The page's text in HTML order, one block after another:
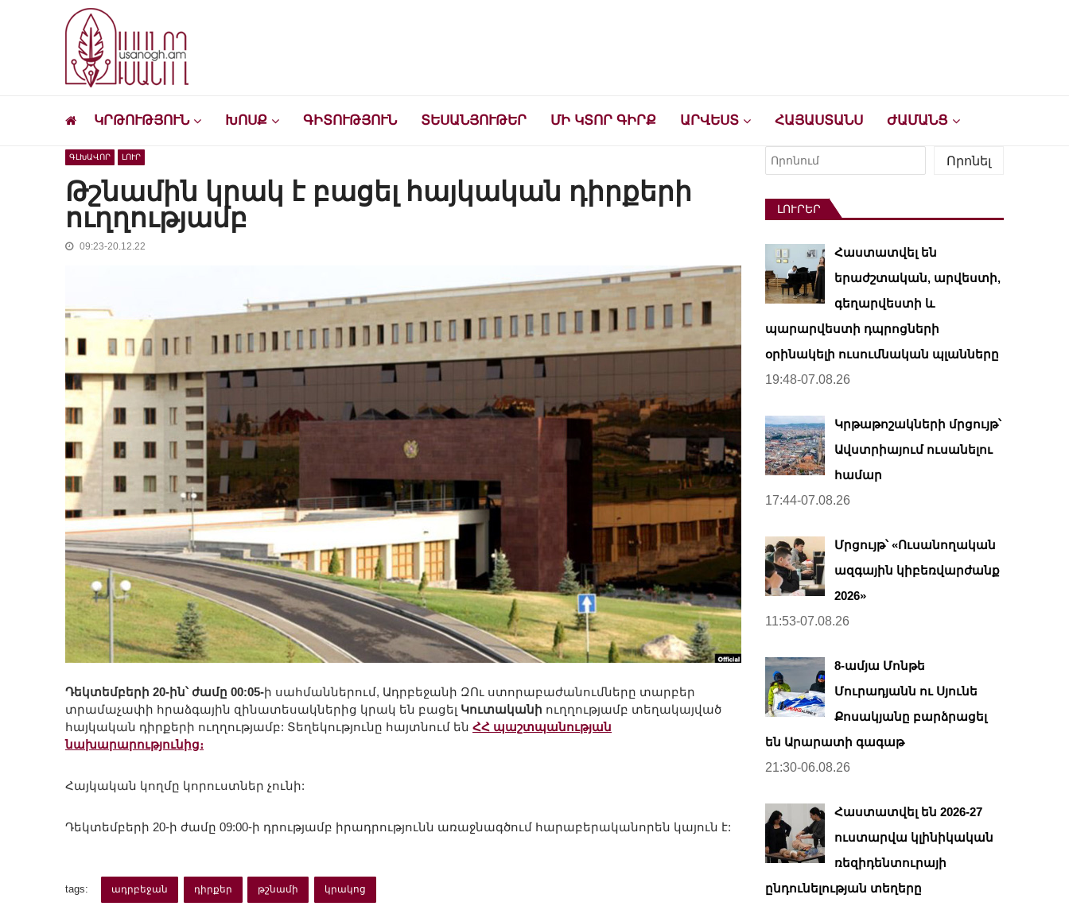
ԿՐԹՈՒԹՅՈՒՆ ԽՈՍՔ ԳԻՏՈՒԹՅՈՒՆ ՏԵՍԱՆՅՈՒԹԵՐ ՄԻ ԿՏՈՐ ԳԻՐՔ ԱՐՎԵՍՏ ՀԱՅԱՍՏԱՆՍ ԺԱՄԱՆՑ
ԳԼԽԱՎՈՐ ԼՈՒՐ
Թշնամին կրակ է բացել հայկական դիրքերի
ուղղությամբ
09:23-20.12.22
Դեկտեմբերի 20-ին՝ ժամը 00:05-ի սահմաններում, Ադրբեջանի ԶՈւ ստորաբաժանումները տարբեր
տրամաչափի հրաձգային զինատեսակներից կրակ են բացել Կուտականի ուղղությամբ տեղակայված
հայկական դիրքերի ուղղությամբ: Տեղեկությունը հայտնում են ՀՀ պաշտպանության
նախարարությունից։
Հայկական կողմը կորուստներ չունի:
Դեկտեմբերի 20-ի ժամը 09:00-ի դրությամբ իրադրությունն առաջնագծում հարաբերականորեն կայուն է:
tags: ադրբեջան դիրքեր թշնամի կրակոց
Որոնել
Որոնել
ԼՈՒՐԵՐ
Հաստատվել են
երաժշտական, արվեստի,
գեղարվեստի և
պարարվեստի դպրոցների
օրինակելի ուսումնական պլանները
19:48-07.08.26
Կրթաթոշակների մրցույթ՝
Ավստրիայում ուսանելու
համար
17:44-07.08.26
Մրցույթ՝ «Ուսանողական
ազգային կիբեռվարժանք
2026»
11:53-07.08.26
8-ամյա Մոնթե
Մուրադյանն ու Սյունե
Քոսակյանը բարձրացել
են Արարատի գագաթ
21:30-06.08.26
Հաստատվել են 2026-27
ուստարվա կլինիկական
ռեզիդենտուրայի
ընդունելության տեղերը